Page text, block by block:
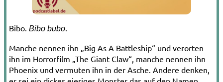
Bibo. Bibo bubo.
Manche nennen ihn „Big As A Battleship“ und verorten
ihn im Horrorfilm „The Giant Claw“, manche nennen ihn
Phoenix und vermuten ihn in der Asche. Andere denken,